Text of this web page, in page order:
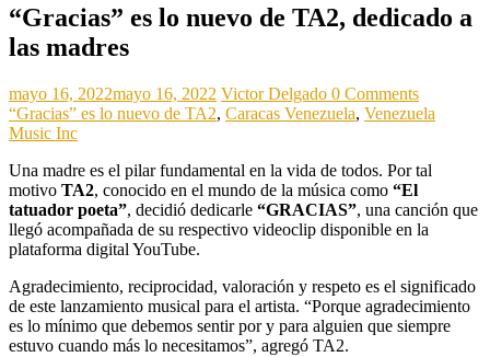
“Gracias” es lo nuevo de TA2, dedicado a
las madres
mayo 16, 2022mayo 16, 2022 Victor Delgado 0 Comments
“Gracias” es lo nuevo de TA2, Caracas Venezuela, Venezuela
Music Inc
Una madre es el pilar fundamental en la vida de todos. Por tal
motivo TA2, conocido en el mundo de la música como “El
tatuador poeta”, decidió dedicarle “GRACIAS”, una canción que
llegó acompañada de su respectivo videoclip disponible en la
plataforma digital YouTube.
Agradecimiento, reciprocidad, valoración y respeto es el significado
de este lanzamiento musical para el artista. “Porque agradecimiento
es lo mínimo que debemos sentir por y para alguien que siempre
estuvo cuando más lo necesitamos”, agregó TA2.